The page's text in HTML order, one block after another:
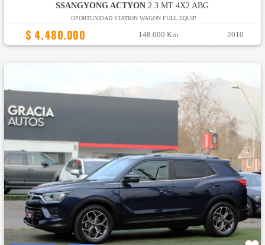
SSANGYONG ACTYON 2.3 MT 4X2 ABG
OPORTUNIDAD STATION WAGON FULL EQUIP
$ 4.480.000 148.000 Km 2010